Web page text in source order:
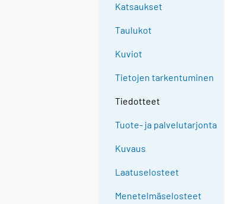
Katsaukset
Taulukot
Kuviot
Tietojen tarkentuminen
Tiedotteet
Tuote- ja palvelutarjonta
Kuvaus
Laatuselosteet
Menetelmäselosteet